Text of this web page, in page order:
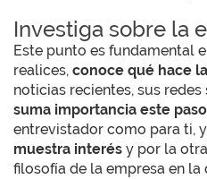
Investiga sobre la
Este punto es fundamental
realices, conoce qué hace
noticias recientes, sus redes
suma importancia este paso
entrevistador como para ti,
muestra interés y por la
filosofía de la empresa en la